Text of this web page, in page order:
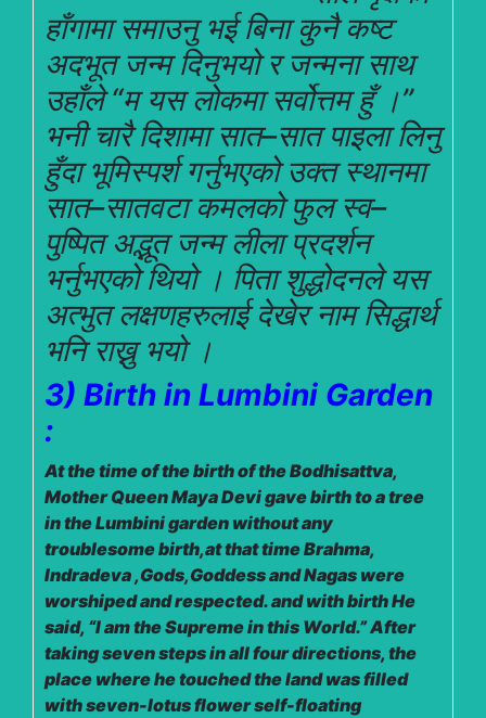
हाँगामा समाउनु भई बिना कुनै कष्ट
अदभूत जन्म दिनुभयो र जन्मना साथ
उहाँले “म यस लोकमा सर्वोत्तम हुँ ।”
भनी चारै दिशामा सात–सात पाइला लिनु
हुँदा भूमिस्पर्श गर्नुभएको उक्त स्थानमा
सात–सातवटा कमलको फुल स्व–
पुष्पित अद्भूत जन्म लीला प्रदर्शन
भर्नुभएको थियो । पिता शुद्धोदनले यस
अत्भुत लक्षणहरुलाई देखेर नाम सिद्धार्थ
भनि राख्नु भयो ।
3) Birth in Lumbini Garden
:
At the time of the birth of the Bodhisattva,
Mother Queen Maya Devi gave birth to a tree
in the Lumbini garden without any
troublesome birth,at that time Brahma,
Indradeva ,Gods,Goddess and Nagas were
worshiped and respected. and with birth He
said, “I am the Supreme in this World.” After
taking seven steps in all four directions, the
place where he touched the land was filled
with seven-lotus flower self-floating